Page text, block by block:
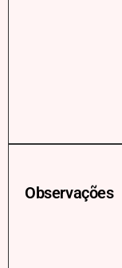
Observações